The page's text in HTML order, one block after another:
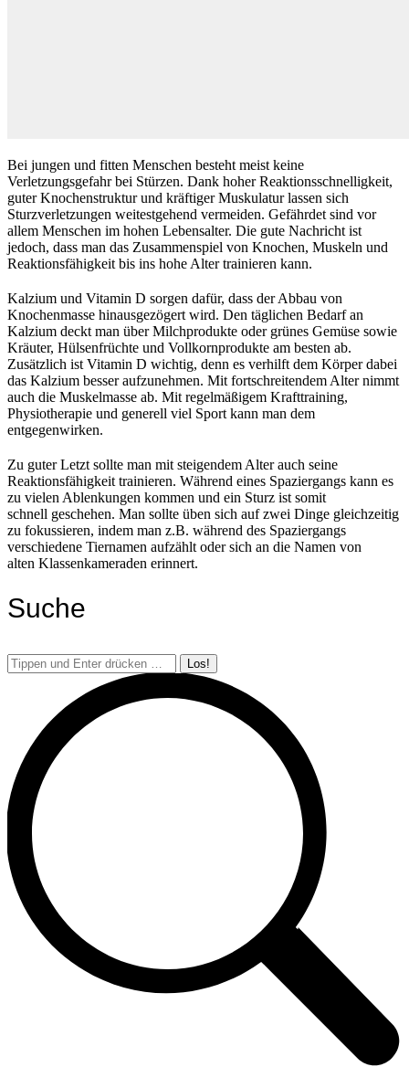
Bei jungen und fitten Menschen besteht meist keine
Verletzungsgefahr bei Stürzen. Dank hoher Reaktionsschnelligkeit,
guter Knochenstruktur und kräftiger Muskulatur lassen sich
Sturzverletzungen weitestgehend vermeiden. Gefährdet sind vor
allem Menschen im hohen Lebensalter. Die gute Nachricht ist
jedoch, dass man das Zusammenspiel von Knochen, Muskeln und
Reaktionsfähigkeit bis ins hohe Alter trainieren kann.
Kalzium und Vitamin D sorgen dafür, dass der Abbau von
Knochenmasse hinausgezögert wird. Den täglichen Bedarf an
Kalzium deckt man über Milchprodukte oder grünes Gemüse sowie
Kräuter, Hülsenfrüchte und Vollkornprodukte am besten ab.
Zusätzlich ist Vitamin D wichtig, denn es verhilft dem Körper dabei
das Kalzium besser aufzunehmen. Mit fortschreitendem Alter nimmt
auch die Muskelmasse ab. Mit regelmäßigem Krafttraining,
Physiotherapie und generell viel Sport kann man dem
entgegenwirken.
Zu guter Letzt sollte man mit steigendem Alter auch seine
Reaktionsfähigkeit trainieren. Während eines Spaziergangs kann es
zu vielen Ablenkungen kommen und ein Sturz ist somit
schnell geschehen. Man sollte üben sich auf zwei Dinge gleichzeitig
zu fokussieren, indem man z.B. während des Spaziergangs
verschiedene Tiernamen aufzählt oder sich an die Namen von
alten Klassenkameraden erinnert.
Suche